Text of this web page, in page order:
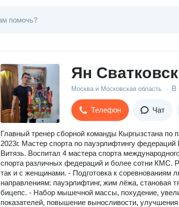
Ян
Москва и Московская область · В
Телефон Чат
Главный тренер сборной команды Кыргызстана по
2023г. Мастер спорта по пауэрлифтингу
Витязь. Воспитал 4 мастера спорта
спорта различных федераций и более сотни КМС.
так и с женщинами. - Подготовка к соревнованиям
направлениям: пауэрлифтинг, жим лёжа, становая
бицепс. - Набор мышечной массы, похудение,
показателей, повышение выносливости,